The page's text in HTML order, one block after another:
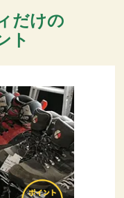
だけの
ト